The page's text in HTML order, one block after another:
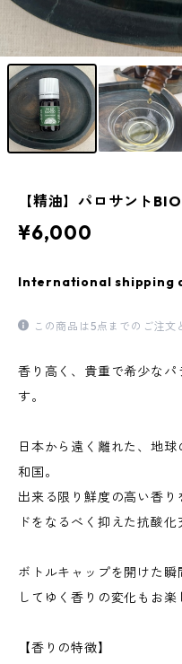
【精油】パロサント
¥6,000
International shipping
この商品は5点までのご注文
香り高く、貴重で希少な
す。
日本から遠く離れた、地
和国。
出来る限り鮮度の高い香
ドをなるべく抑えた抗酸
ボトルキャップを開けた
してゆく香りの変化もお楽
【香りの特徴】